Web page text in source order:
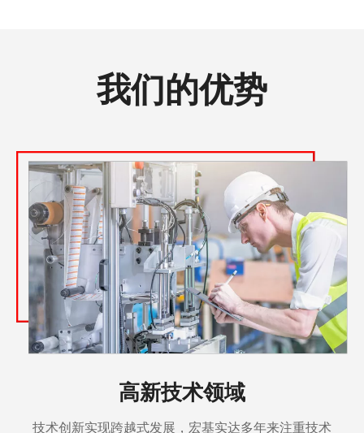
我们的优势
高新技术领域
技术创新实现跨越式发展，宏基实达多年来注重技术